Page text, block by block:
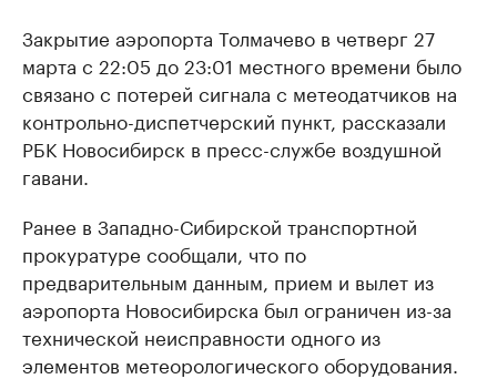
Закрытие аэропорта Толмачево в четверг 27
марта с 22:05 до 23:01 местного времени было
связано с потерей сигнала с метеодатчиков на
контрольно-диспетчерский пункт, рассказали
РБК Новосибирск в пресс-службе воздушной
гавани.
Ранее в Западно-Сибирской транспортной
прокуратуре сообщали, что по
предварительным данным, прием и вылет из
аэропорта Новосибирска был ограничен из-за
технической неисправности одного из
элементов метеорологического оборудования.